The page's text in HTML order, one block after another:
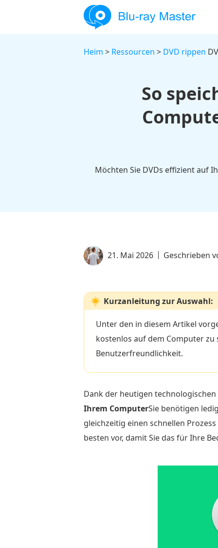
Heim > Ressourcen > DVD rippen
So
Möchten Sie DVDs effizient auf
21. Mai 2026 Geschrieben
Kurzanleitung zur Auswahl:
Unter den in diesem Artikel
kostenlos auf dem Computer
Benutzerfreundlichkeit.
Dank der heutigen
Ihrem ComputerSie benötigen
gleichzeitig einen schnellen
besten vor, damit Sie das für Ihre